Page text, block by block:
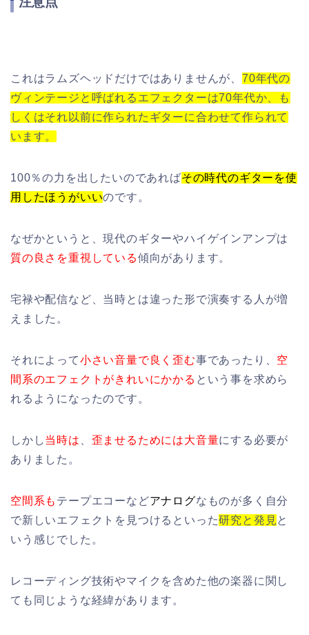
これはラムズヘッドだけではありませんが、 70年代の
ヴィンテージと呼ばれるエフェクターは70年代か、も
しくはそれ以前に作られたギターに合わせて作られて
います。
100％の力を出したいのであればその時代のギターを使
用したほうがいいのです。
なぜかというと、現代のギターやハイゲインアンプは
質の良さを重視している傾向があります。
宅禄や配信など、当時とは違った形で演奏する人が増
えました。
それによって小さい音量で良く歪む事であったり、 空
間系のエフェクトがきれいにかかる という事を求めら
れるようになったのです。
しかし当時は 歪ませるためには大音量にする必要が
ありました。
空間系も テープエコーなどアナログなものが多く自分
で新しいエフェクトを見つけるといった研究と発見と
いう感じでした。
レコーディング技術やマイクを含めた他の楽器に関し
ても同じような経緯があります。